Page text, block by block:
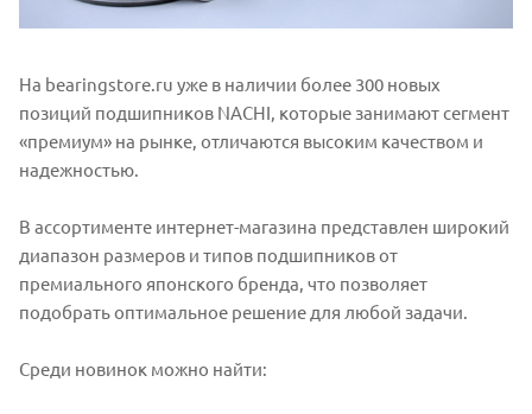
На bearingstore.ru уже в наличии более 300 новых
позиций подшипников NACHI, которые занимают сегмент
«премиум» на рынке, отличаются высоким качеством и
надежностью.
В ассортименте интернет-магазина представлен широкий
диапазон размеров и типов подшипников от
премиального японского бренда, что позволяет
подобрать оптимальное решение для любой задачи.
Среди новинок можно найти: